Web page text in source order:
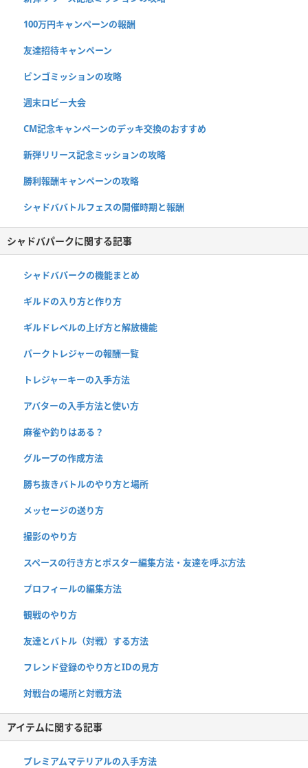
100万円キャンペーンの報酬
友達招待キャンペーン
ビンゴミッションの攻略
週末ロビー大会
CM記念キャンペーンのデッキ交換のおすすめ
新弾リリース記念ミッションの攻略
勝利報酬キャンペーンの攻略
シャドババトルフェスの開催時期と報酬
シャドバパークに関する記事
シャドバパークの機能まとめ
ギルドの入り方と作り方
ギルドレベルの上げ方と解放機能
パークトレジャーの報酬一覧
トレジャーキーの入手方法
アバターの入手方法と使い方
麻雀や釣りはある？
グループの作成方法
勝ち抜きバトルのやり方と場所
メッセージの送り方
撮影のやり方
スペースの行き方とポスター編集方法・友達を呼ぶ方法
プロフィールの編集方法
観戦のやり方
友達とバトル（対戦）する方法
フレンド登録のやり方とIDの見方
対戦台の場所と対戦方法
アイテムに関する記事
プレミアムマテリアルの入手方法